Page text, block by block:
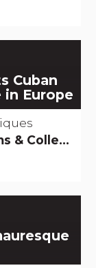
Cuban
Europe